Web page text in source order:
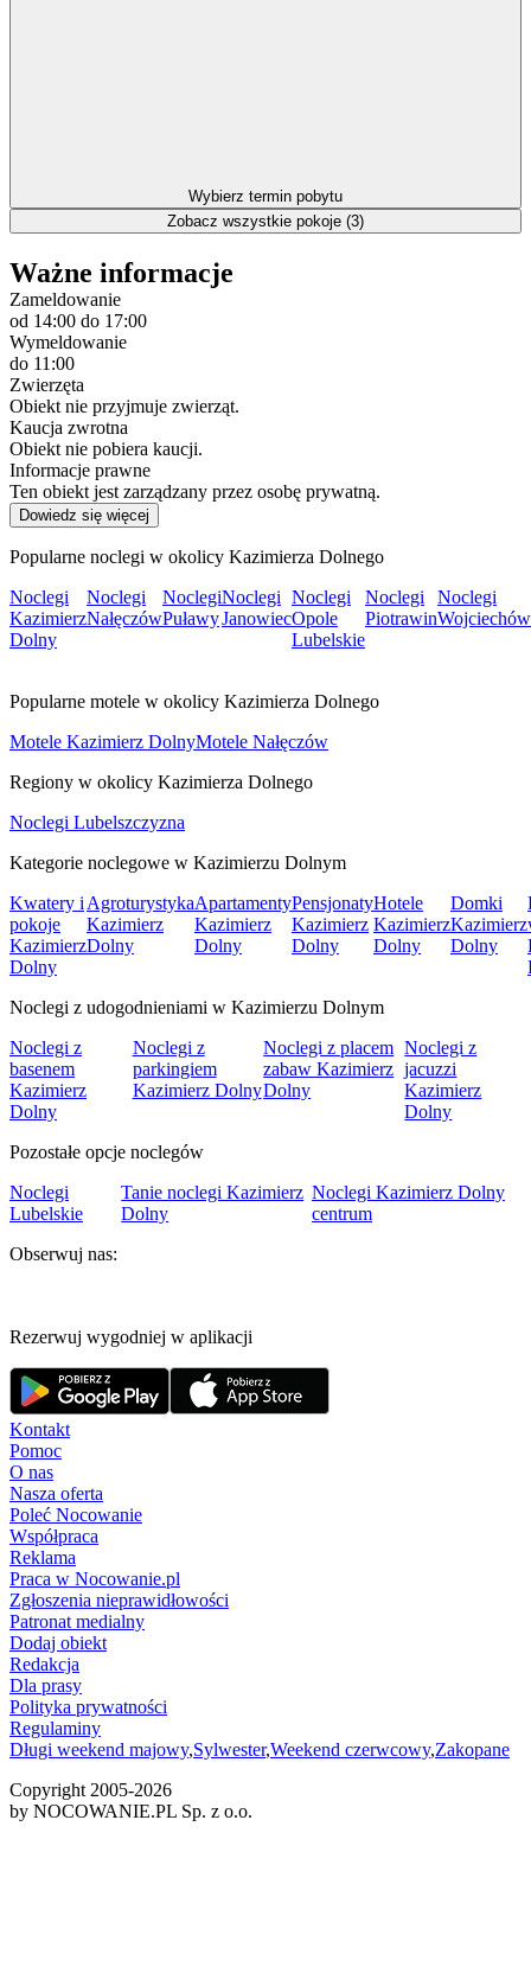
Wybierz termin pobytu
Zobacz wszystkie pokoje (3)
Ważne informacje
Zameldowanie
od 14:00 do 17:00
Wymeldowanie
do 11:00
Zwierzęta
Obiekt nie przyjmuje zwierząt.
Kaucja zwrotna
Obiekt nie pobiera kaucji.
Informacje prawne
Ten obiekt jest zarządzany przez osobę prywatną.
Dowiedz się więcej
Popularne noclegi w okolicy Kazimierza Dolnego
Noclegi
Kazimierz
Dolny
Noclegi
Nałęczów
Noclegi
Puławy
Noclegi
Janowiec
Noclegi
Opole
Lubelskie
Noclegi
Piotrawin
Noclegi
Wojciechów
Popularne motele w okolicy Kazimierza Dolnego
Motele Kazimierz DolnyMotele Nałęczów
Regiony w okolicy Kazimierza Dolnego
Noclegi Lubelszczyzna
Kategorie noclegowe w Kazimierzu Dolnym
Kwatery i
pokoje
Kazimierz
Dolny
Agroturystyka
Kazimierz
Dolny
Apartamenty
Kazimierz
Dolny
Pensjonaty
Kazimierz
Dolny
Hotele
Kazimierz
Dolny
Domki
Kazimierz
Dolny
Noclegi z udogodnieniami w Kazimierzu Dolnym
Noclegi z
basenem
Kazimierz
Dolny
Noclegi z
parkingiem
Kazimierz Dolny
Noclegi z placem
zabaw Kazimierz
Dolny
Noclegi z
jacuzzi
Kazimierz
Dolny
Pozostałe opcje noclegów
Noclegi
Lubelskie
Tanie noclegi Kazimierz
Dolny
Noclegi Kazimierz Dolny
centrum
Obserwuj nas:
Rezerwuj wygodniej w aplikacji
Kontakt
Pomoc
O nas
Nasza oferta
Poleć Nocowanie
Współpraca
Reklama
Praca w Nocowanie.pl
Zgłoszenia nieprawidłowości
Patronat medialny
Dodaj obiekt
Redakcja
Dla prasy
Polityka prywatności
Regulaminy
Długi weekend majowy,Sylwester,Weekend czerwcowy,Zakopane
Copyright 2005-2026
by NOCOWANIE.PL Sp. z o.o.